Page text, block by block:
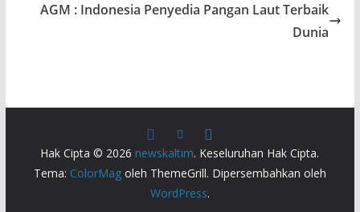
AGM : Indonesia Penyedia Pangan Laut Terbaik
Dunia
Hak Cipta © 2026 newskaltim. Keseluruhan Hak Cipta.
Tema: ColorMagoleh ThemeGrill. Dipersembahkan oleh
WordPress.